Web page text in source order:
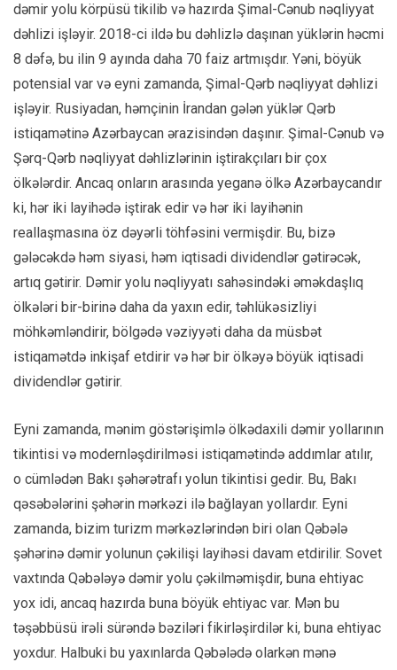
dəmir yolu körpüsü tikilib və hazırda Şimal-Cənub nəqliyyat
dəhlizi işləyir. 2018-ci ildə bu dəhlizlə daşınan yüklərin həcmi
8 dəfə, bu ilin 9 ayında daha 70 faiz artmışdır. Yəni, böyük
potensial var və eyni zamanda, Şimal-Qərb nəqliyyat dəhlizi
işləyir. Rusiyadan, həmçinin İrandan gələn yüklər Qərb
istiqamətinə Azərbaycan ərazisindən daşınır. Şimal-Cənub və
Şərq-Qərb nəqliyyat dəhlizlərinin iştirakçıları bir çox
ölkələrdir. Ancaq onların arasında yeganə ölkə Azərbaycandır
ki, hər iki layihədə iştirak edir və hər iki layihənin
reallaşmasına öz dəyərli töhfəsini vermişdir. Bu, bizə
gələcəkdə həm siyasi, həm iqtisadi dividendlər gətirəcək,
artıq gətirir. Dəmir yolu nəqliyyatı sahəsindəki əməkdaşlıq
ölkələri bir-birinə daha da yaxın edir, təhlükəsizliyi
möhkəmləndirir, bölgədə vəziyyəti daha da müsbət
istiqamətdə inkişaf etdirir və hər bir ölkəyə böyük iqtisadi
dividendlər gətirir.
Eyni zamanda, mənim göstərişimlə ölkədaxili dəmir yollarının
tikintisi və modernləşdirilməsi istiqamətində addımlar atılır,
o cümlədən Bakı şəhərətrafı yolun tikintisi gedir. Bu, Bakı
qəsəbələrini şəhərin mərkəzi ilə bağlayan yollardır. Eyni
zamanda, bizim turizm mərkəzlərindən biri olan Qəbələ
şəhərinə dəmir yolunun çəkilişi layihəsi davam etdirilir. Sovet
vaxtında Qəbələyə dəmir yolu çəkilməmişdir, buna ehtiyac
yox idi, ancaq hazırda buna böyük ehtiyac var. Mən bu
təşəbbüsü irəli sürəndə bəziləri fikirləşirdilər ki, buna ehtiyac
yoxdur. Halbuki bu yaxınlarda Qəbələdə olarkən mənə